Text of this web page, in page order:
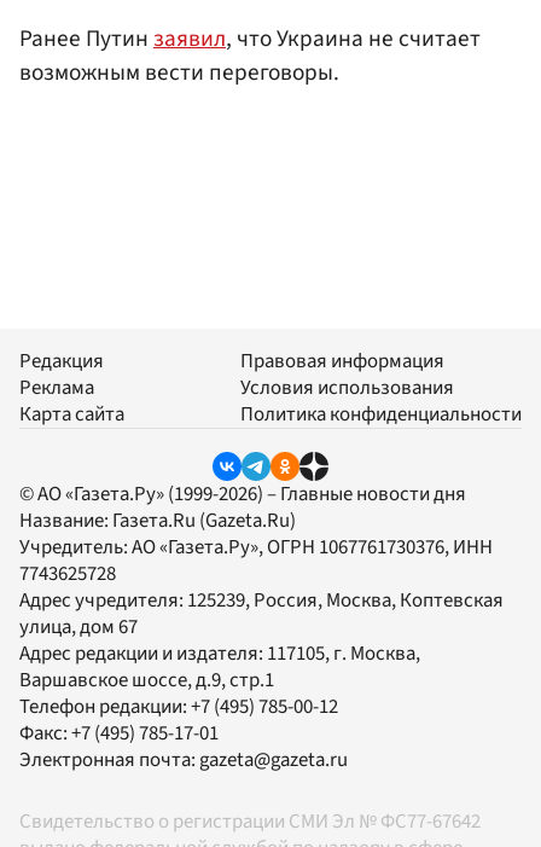
Ранее Путинзаявил, что Украина не считает
возможным вести переговоры.
Редакция
Реклама
Карта сайта
Правовая информация
Условия использования
Политика конфиденциальности
© АО «Газета.Ру» (1999-2026) – Главные новости дня
Название: Газета.Ru (Gazeta.Ru)
Учредитель:АО «Газета.Ру», ОГРН 1067761730376, ИНН
7743625728
Адрес учредителя: 125239, Россия, Москва, Коптевская
улица, дом 67
Адрес редакции и издателя: 117105, г. Москва,
Варшавское шоссе, д.9, стр.1
Телефон редакции:+7 (495) 785-00-12
Факс:+7 (495) 785-17-01
Электронная почта:gazeta@gazeta.ru
Свидетельство о регистрации СМИ Эл № ФС77-67642